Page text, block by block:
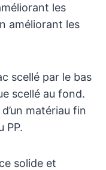
les
améliorant les
scellé par le bas
scellé au fond.
matériau fin
PP.
solide et